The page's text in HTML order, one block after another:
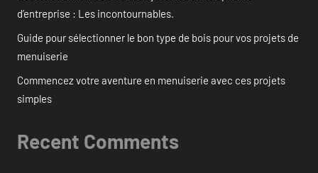
d’entreprise : Les incontournables.
Guide pour sélectionner le bon type de bois pour vos projets de
menuiserie
Commencez votre aventure en menuiserie avec ces projets
simples
Recent Comments